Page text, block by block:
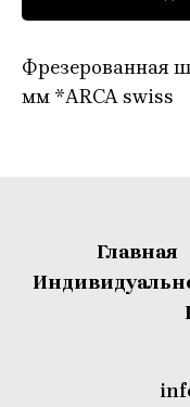
Фрезерованная
мм *ARCA swiss
Главная